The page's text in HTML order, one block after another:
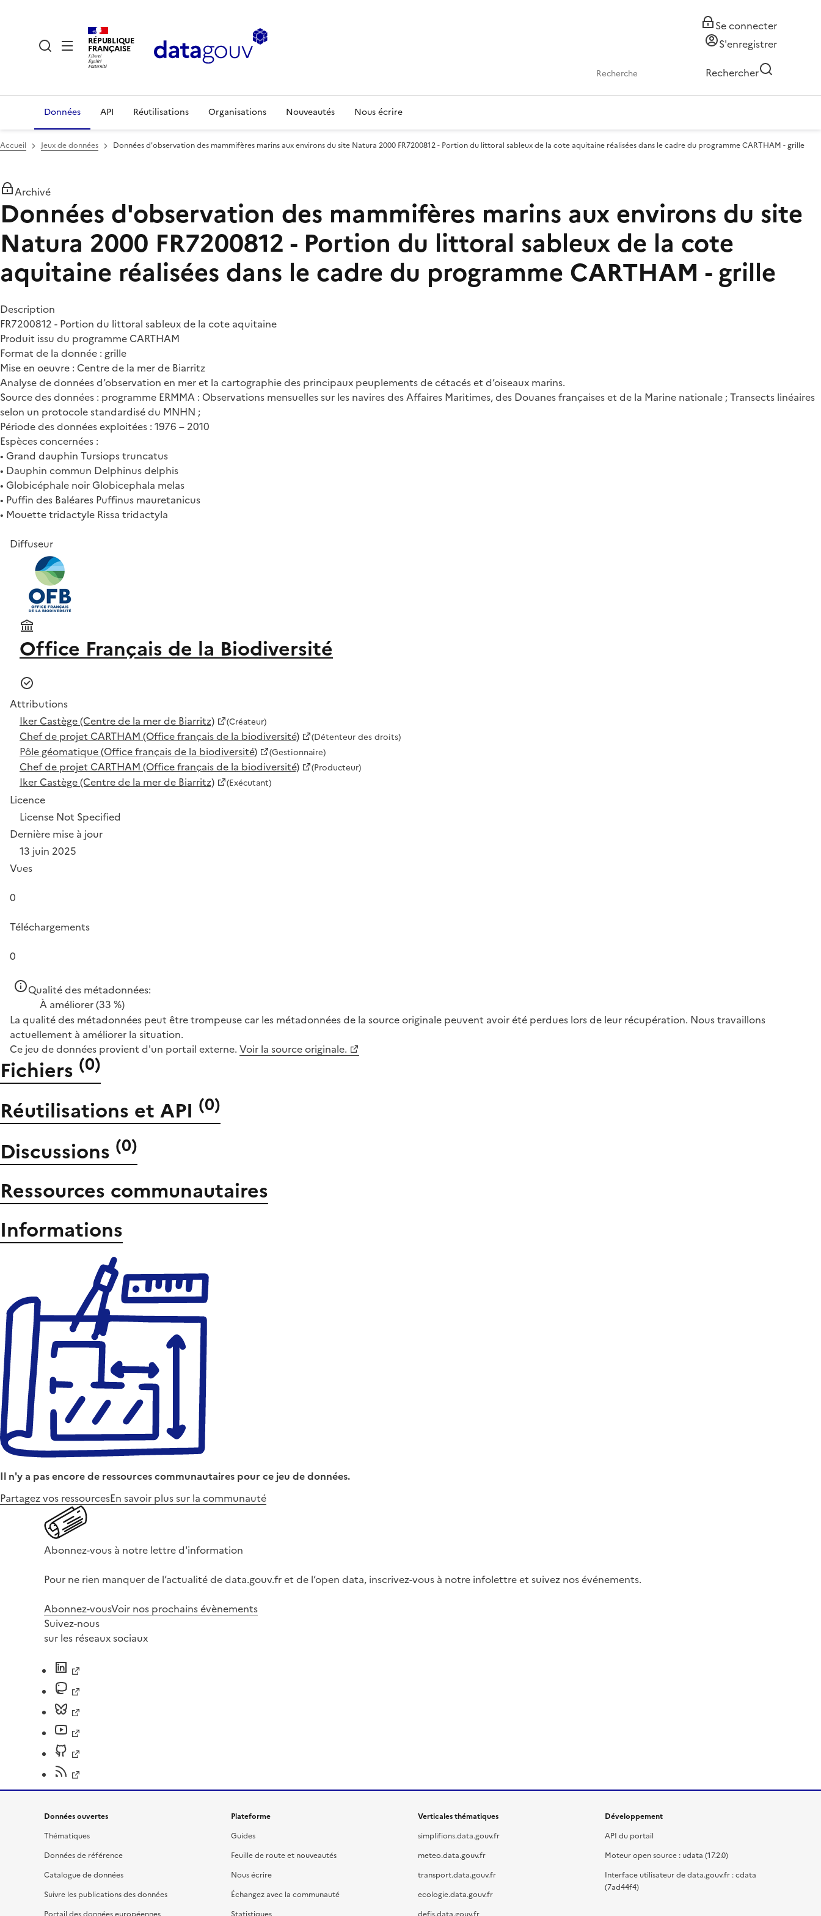
RÉPUBLIQUE
FRANÇAISE
Se connecter
S'enregistrer
Rechercher
Données API Réutilisations Organisations Nouveautés Nous écrire
Accueil Jeux de données Données d'observation des mammifères marins aux environs du site Natura 2000 FR7200812 - Portion du littoral sableux de la cote aquitaine réalisées dans le cadre du programme CARTHAM - grille
Archivé
Données d'observation des mammifères marins aux environs du site
Natura 2000 FR7200812 - Portion du littoral sableux de la cote
aquitaine réalisées dans le cadre du programme CARTHAM - grille
Description
FR7200812 - Portion du littoral sableux de la cote aquitaine
Produit issu du programme CARTHAM
Format de la donnée : grille
Mise en oeuvre : Centre de la mer de Biarritz
Analyse de données d’observation en mer et la cartographie des principaux peuplements de cétacés et d’oiseaux marins.
Source des données : programme ERMMA : Observations mensuelles sur les navires des Affaires Maritimes, des Douanes françaises et de la Marine nationale ; Transects linéaires
selon un protocole standardisé du MNHN ;
Période des données exploitées : 1976 – 2010
Espèces concernées :
• Grand dauphin Tursiops truncatus
• Dauphin commun Delphinus delphis
• Globicéphale noir Globicephala melas
• Puffin des Baléares Puffinus mauretanicus
• Mouette tridactyle Rissa tridactyla
Diffuseur
Office Français de la Biodiversité
Attributions
Iker Castège (Centre de la mer de Biarritz)
(Créateur)
Chef de projet CARTHAM (Office français de la biodiversité) (Détenteur des droits)
Pôle géomatique (Office français de la biodiversité) (Gestionnaire)
Chef de projet CARTHAM (Office français de la biodiversité) (Producteur)
Iker Castège (Centre de la mer de Biarritz) (Exécutant)
Licence
License Not Specified
Dernière mise à jour
13 juin 2025
Vues
0
Téléchargements
0
Qualité des métadonnées:
À améliorer(33 %)
La qualité des métadonnées peut être trompeuse car les métadonnées de la source originale peuvent avoir été perdues lors de leur récupération. Nous travaillons
actuellement à améliorer la situation.
Ce jeu de données provient d'un portail externe. Voir la source originale.
Fichiers (0)
Réutilisations et API (0)
Discussions (0)
Ressources communautaires
Informations
Il n'y a pas encore de ressources communautaires pour ce jeu de données.
Partagez vos ressourcesEn savoir plus sur la communauté
Abonnez-vous à notre lettre d'information
Pour ne rien manquer de l’actualité de data.gouv.fr et de l’open data, inscrivez-vous à notre infolettre et suivez nos événements.
Abonnez-vousVoir nos prochains évènements
Suivez-nous
sur les réseaux sociaux
Données ouvertes
Thématiques
Données de référence
Catalogue de données
Suivre les publications des données
Plateforme
Guides
Feuille de route et nouveautés
Nous écrire
Échangez avec la communauté
Verticales thématiques
simplifions.data.gouv.fr
meteo.data.gouv.fr
transport.data.gouv.fr
ecologie.data.gouv.fr
Développement
API du portail
Moteur open source : udata (17.2.0)
Interface utilisateur de data.gouv.fr : cdata
(7ad44f4)